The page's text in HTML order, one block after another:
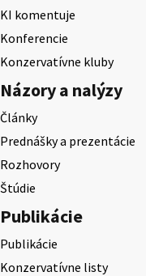
KI komentuje
Konferencie
Konzervatívne kluby
Názory a nalýzy
Články
Prednášky a prezentácie
Rozhovory
Štúdie
Publikácie
Publikácie
Konzervatívne listy